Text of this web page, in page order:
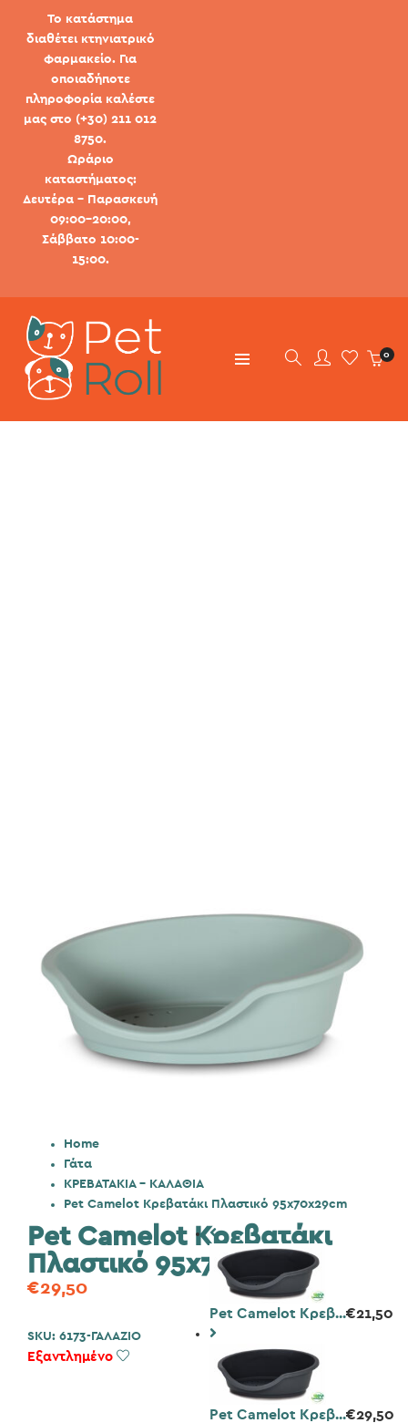
Το κατάστημα
διαθέτει κτηνιατρικό
φαρμακείο. Για
οποιαδήποτε
πληροφορία καλέστε
μας στο (+30) 211 012
8750.
Ωράριο
καταστήματος:
Δευτέρα - Παρασκευή
09:00-20:00,
Σάββατο 10:00-
15:00.
0
Home
Γάτα
ΚΡΕΒΑΤΑΚΙΑ - ΚΑΛΑΘΙΑ
Pet Camelot Κρεβατάκι Πλαστικό 95x70x29cm
Pet Camelot Κρεβ...€21,50
Pet Camelot Κρεβ...€29,50
Pet Camelot Κρεβατάκι
Πλαστικό 95x70x29cm
€29,50
SKU: 6173-ΓΑΛΑΖΙΟ
Εξαντλημένο Add to Wishlist